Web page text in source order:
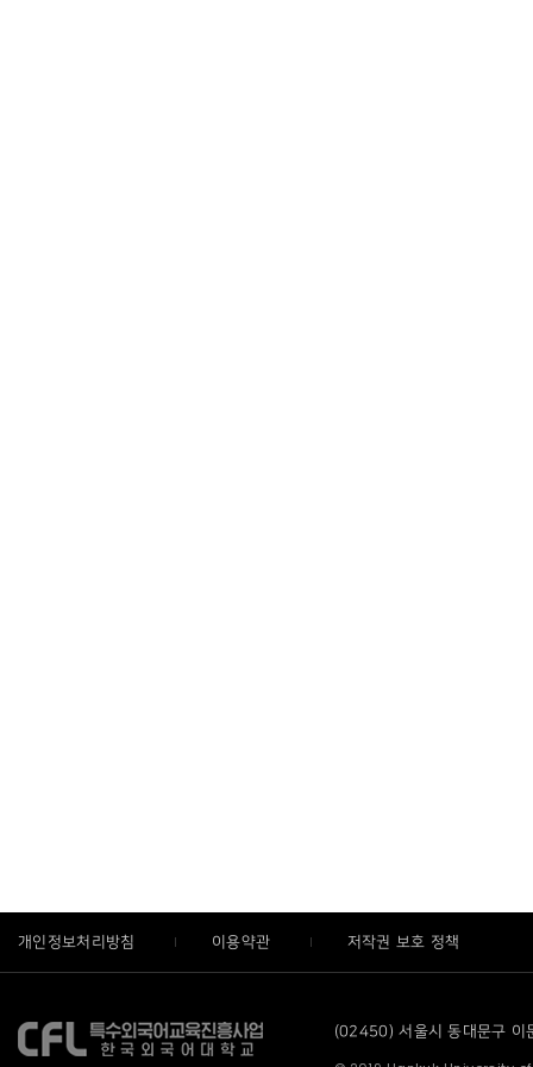
개인정보처리방침 이용약관 저작권 보호 정책
(02450) 서울시 동대문구